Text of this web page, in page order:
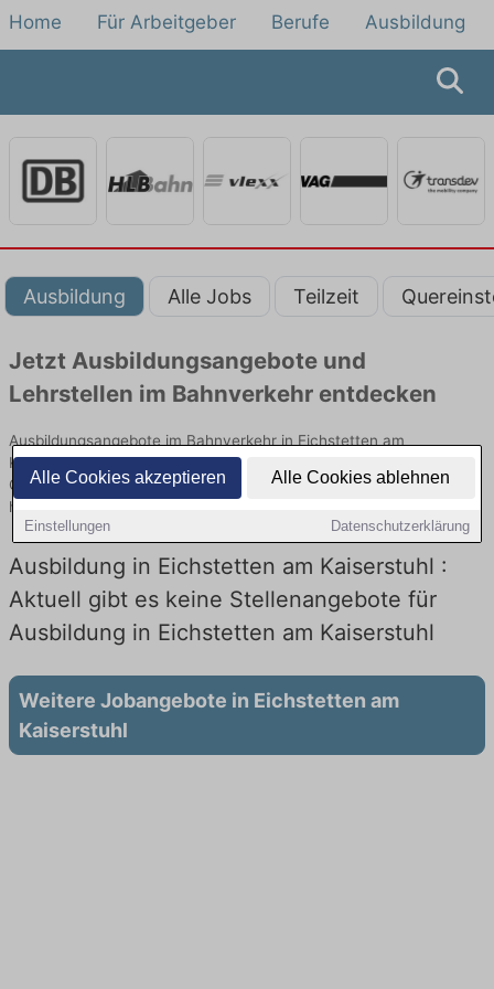
Alle Cookies akzeptieren Alle Cookies ablehnen
Einstellungen Datenschutzerklärung
Home Für Arbeitgeber Berufe Ausbildung
Ausbildung Alle Jobs Teilzeit
Jetzt Ausbildungsangebote und
Lehrstellen im Bahnverkehr entdecken
Ausbildungsangebote im Bahnverkehr in Eichstetten am
Kaiserstuhl finden Sie von namhaften Firmen. Entdecken Sie freie
Optionen von Top-Arbeitgebern und bewerben Sie sich noch
heute.
Ausbildung in Eichstetten am Kaiserstuhl :
Aktuell gibt es keine Stellenangebote für
Ausbildung in Eichstetten am Kaiserstuhl
Weitere Jobangebote in Eichstetten am
Kaiserstuhl